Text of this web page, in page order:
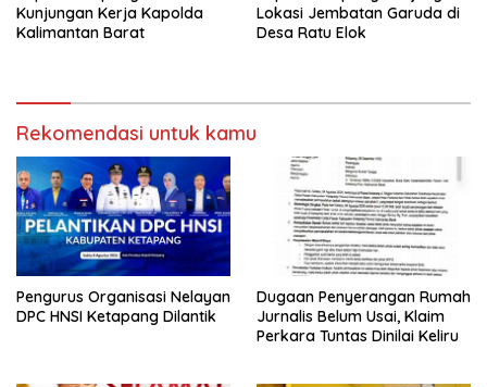
Kunjungan Kerja Kapolda
Kalimantan Barat
Lokasi Jembatan Garuda di
Desa Ratu Elok
Rekomendasi untuk kamu
Pengurus Organisasi Nelayan
DPC HNSI Ketapang Dilantik
Dugaan Penyerangan Rumah
Jurnalis Belum Usai, Klaim
Perkara Tuntas Dinilai Keliru